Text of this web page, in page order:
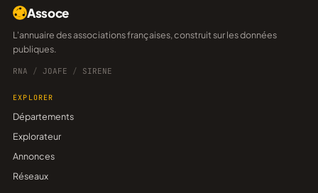
Assoce
L'annuaire des associations françaises, construit sur les données
publiques.
RNA / JOAFE / SIRENE
EXPLORER
Départements
Explorateur
Annonces
Réseaux